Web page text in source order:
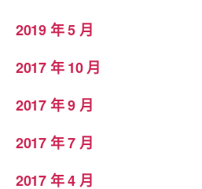
2019 年 5 月
2017 年 10 月
2017 年 9 月
2017 年 7 月
2017 年 4 月